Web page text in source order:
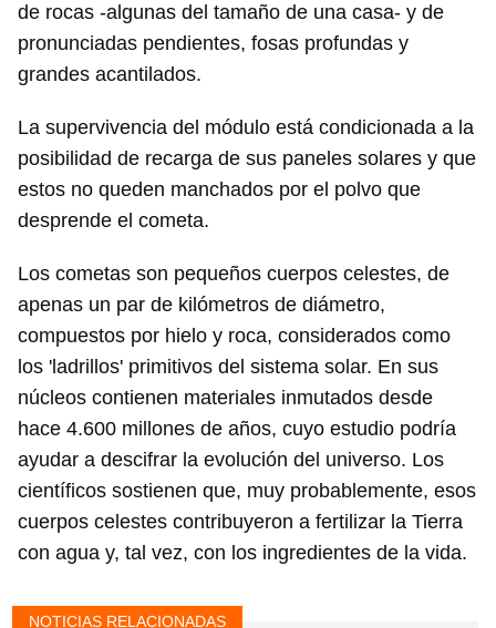
de rocas -algunas del tamaño de una casa- y de
pronunciadas pendientes, fosas profundas y
grandes acantilados.
La supervivencia del módulo está condicionada a la
posibilidad de recarga de sus paneles solares y que
estos no queden manchados por el polvo que
desprende el cometa.
Los cometas son pequeños cuerpos celestes, de
apenas un par de kilómetros de diámetro,
compuestos por hielo y roca, considerados como
los 'ladrillos' primitivos del sistema solar. En sus
núcleos contienen materiales inmutados desde
hace 4.600 millones de años, cuyo estudio podría
ayudar a descifrar la evolución del universo. Los
científicos sostienen que, muy probablemente, esos
cuerpos celestes contribuyeron a fertilizar la Tierra
con agua y, tal vez, con los ingredientes de la vida.
NOTICIAS RELACIONADAS